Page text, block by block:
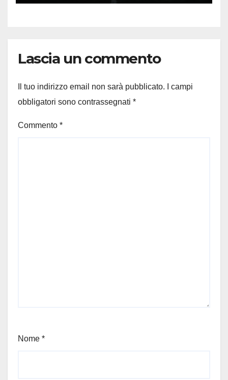
Lascia un commento
Il tuo indirizzo email non sarà pubblicato.
I campi
obbligatori sono contrassegnati *
Commento *
Nome *